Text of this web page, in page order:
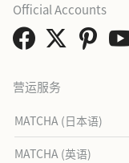
营运服务
MATCHA (日本语)
MATCHA (英语)
Official Accounts